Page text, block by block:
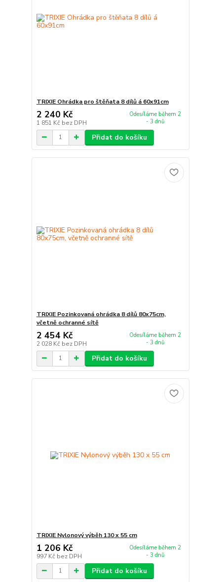
TRIXIE Ohrádka pro štěňata 8 dílů á 60x91cm
2 240 Kč
1 851 Kč bez DPH
Odesíláme během 2
- 3 dnů
Přidat do košíku
TRIXIE Pozinkovaná ohrádka 8 dílů 80x75cm,
včetně ochranné sítě
2 454 Kč
2 028 Kč bez DPH
Odesíláme během 2
- 3 dnů
Přidat do košíku
TRIXIE Nylonový výběh 130 x 55 cm
1 206 Kč
997 Kč bez DPH
Odesíláme během 2
- 3 dnů
Přidat do košíku